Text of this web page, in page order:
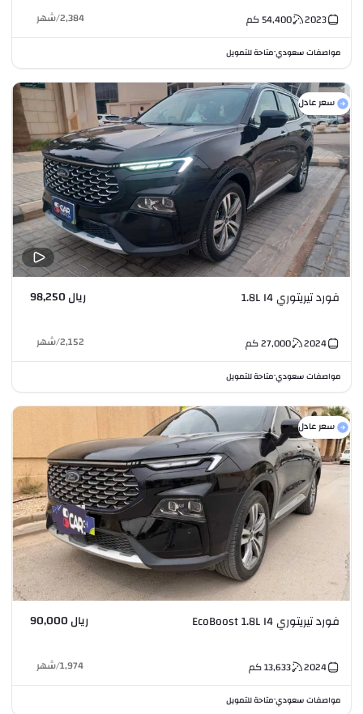
2023
54,400كم 2,384
/شهر
مواصفات سعودي•متاحة للتمويل
سعر عادل
فورد تيريتوري 1.8L I4 ريال 98,250
2024
27,000كم 2,152
/شهر
مواصفات سعودي•متاحة للتمويل
سعر عادل
فورد تيريتوري EcoBoost 1.8L I4 ريال 90,000
2024
13,633كم 1,974
/شهر
مواصفات سعودي•متاحة للتمويل